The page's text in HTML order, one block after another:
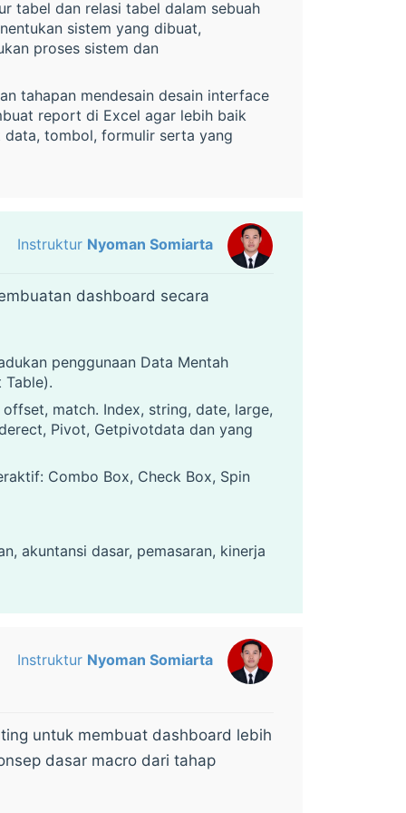
tabel dan relasi tabel dalam sebuah
sistem yang dibuat,
proses sistem dan
tahapan mendesain desain interface
report di Excel agar lebih baik
tombol, formulir serta yang
Instruktur Nyoman Somiarta
dashboard secara
penggunaan Data Mentah
Table).
match. Index, string, date, large,
Pivot, Getpivotdata dan yang
Combo Box, Check Box, Spin
akuntansi dasar, pemasaran, kinerja
Instruktur Nyoman Somiarta
untuk membuat dashboard lebih
dasar macro dari tahap